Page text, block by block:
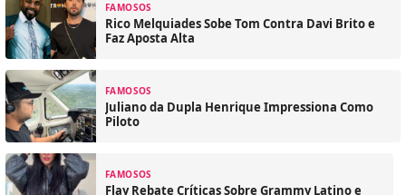
FAMOSOS
Rico Melquiades Sobe Tom Contra Davi Brito e
Faz Aposta Alta
FAMOSOS
Juliano da Dupla Henrique Impressiona Como
Piloto
FAMOSOS
Flay Rebate Críticas Sobre Grammy Latino e